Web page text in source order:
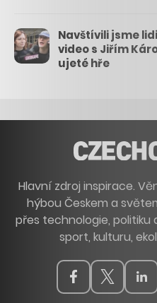
Navštívili jsme
video s Jiřím
ujeté hře
Hlavní zdroj inspirace.
hýbou Českem a
přes technologie, politiku
sport, kulturu,